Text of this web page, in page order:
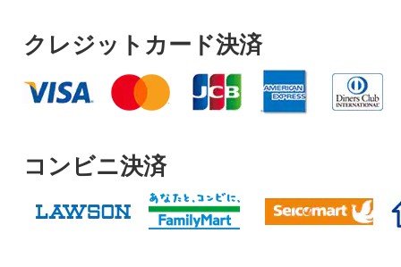
クレジットカード決済
コンビニ決済